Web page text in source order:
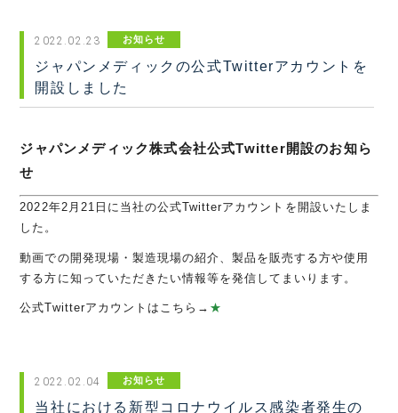
2022.02.23 お知らせ
ジャパンメディックの公式Twitterアカウントを
開設しました
ジャパンメディック株式会社公式Twitter開設のお知ら
せ
2022年2月21日に当社の公式Twitterアカウントを開設いたしま
した。
動画での開発現場・製造現場の紹介、製品を販売する方や使用
する方に知っていただきたい情報等を発信してまいります。
公式Twitterアカウントはこちら→ ★
2022.02.04 お知らせ
当社における新型コロナウイルス感染者発生の